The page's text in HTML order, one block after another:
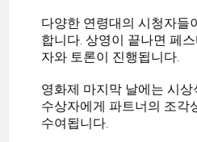
다양한 연령대의 시청자들
합니다. 상영이 끝나면 페
자와 토론이 진행됩니다.
영화제 마지막 날에는 시상
수상자에게 파트너의 조각
수여됩니다.